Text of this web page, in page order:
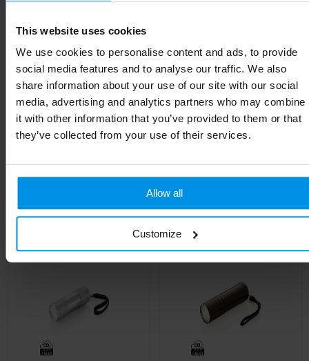
This website uses cookies
We use cookies to personalise content and ads, to provide
social media features and to analyse our traffic. We also
share information about your use of our site with our social
media, advertising and analytics partners who may combine
it with other information that you’ve provided to them or that
they’ve collected from your use of their services.
Allow all
Customize
Kleur
Hoogte 3.2 cm
Breedte 4.5 cm
Lengte 12.4 cm
Gerelateerde producten